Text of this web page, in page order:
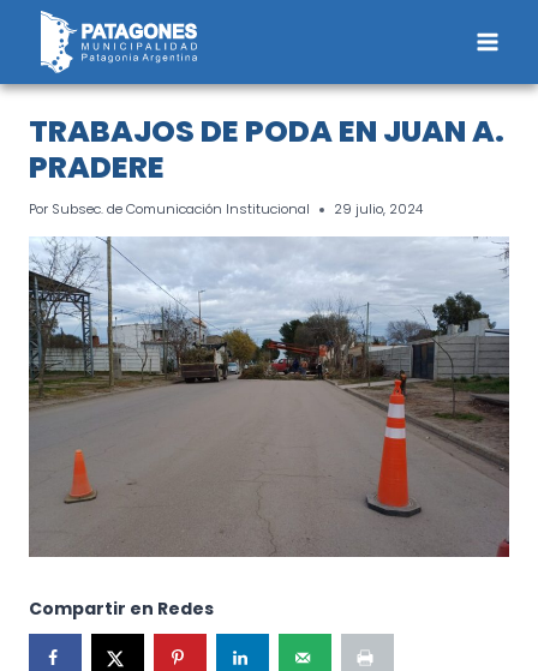
Saltar
contenido
TRABAJOS DE PODA EN JUAN A.
PRADERE
Por Subsec. de Comunicación Institucional 29 julio, 2024
Compartir en Redes